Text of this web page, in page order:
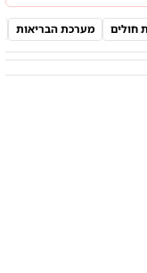
חולים מערכת הבריאות